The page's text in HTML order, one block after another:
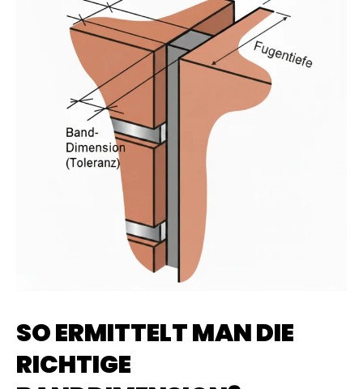
SO ERMITTELT MAN DIE
RICHTIGE